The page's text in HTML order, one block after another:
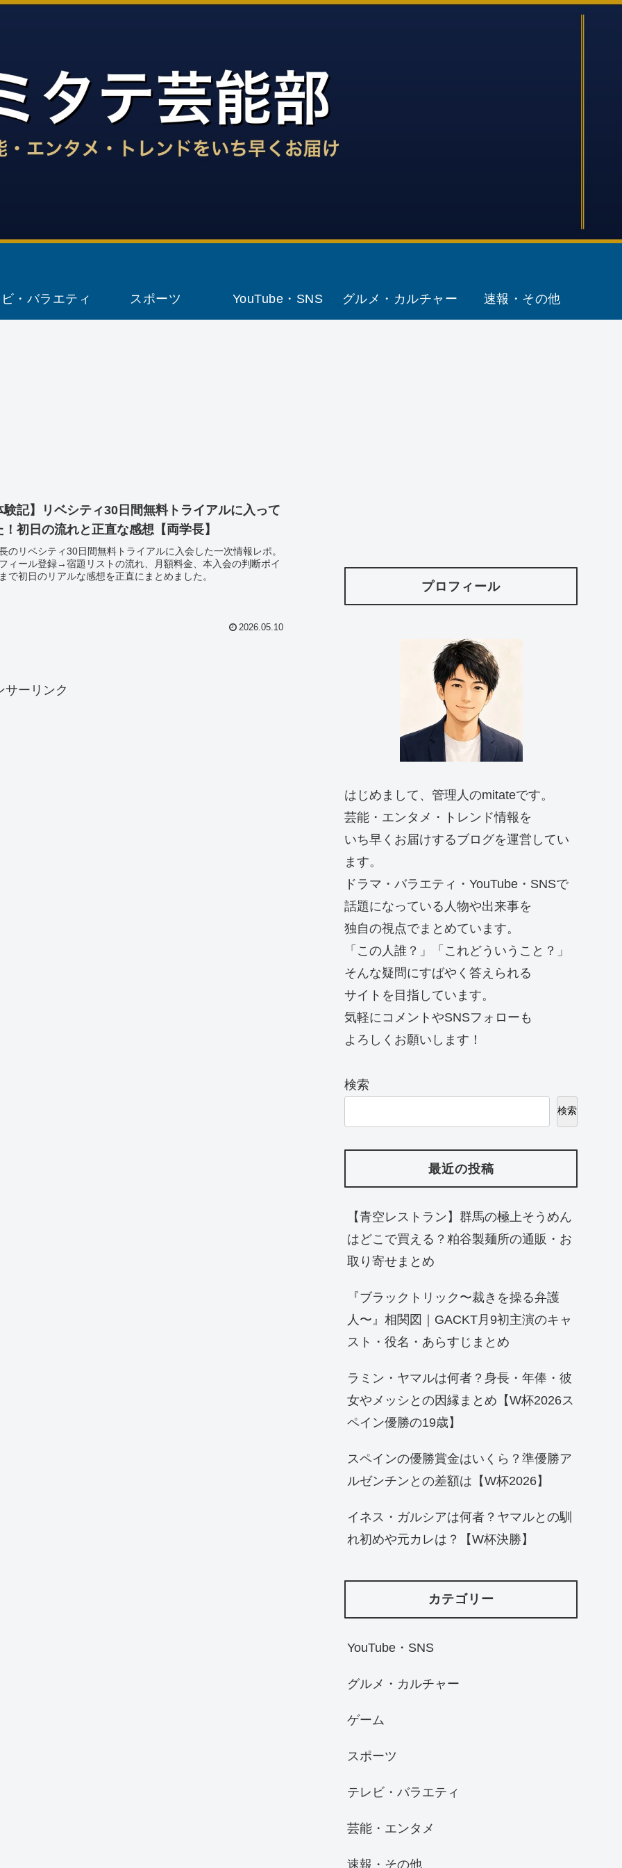
・バラエティ スポーツ YouTube・SNS グルメ・カルチャー 速報・その他
験記】リベシティ30日間無料トライアルに入って
！初日の流れと正直な感想【両学長】
のリベシティ30日間無料トライアルに入会した一次情報レポ。
ィール登録→宿題リストの流れ、月額料金、本入会の判断ポイ
で初日のリアルな感想を正直にまとめました。
2026.05.10
サーリンク
プロフィール
はじめまして、管理人のmitateです。
芸能・エンタメ・トレンド情報を
いち早くお届けするブログを運営してい
ます。
ドラマ・バラエティ・YouTube・SNSで
話題になっている人物や出来事を
独自の視点でまとめています。
「この人誰？」「これどういうこと？」
そんな疑問にすばやく答えられる
サイトを目指しています。
気軽にコメントやSNSフォローも
よろしくお願いします！
検索
検索
最近の投稿
【青空レストラン】群馬の極上そうめん
はどこで買える？粕谷製麺所の通販・お
取り寄せまとめ
『ブラックトリック〜裁きを操る弁護
人〜』相関図｜GACKT月9初主演のキャ
スト・役名・あらすじまとめ
ラミン・ヤマルは何者？身長・年俸・彼
女やメッシとの因縁まとめ【W杯2026ス
ペイン優勝の19歳】
スペインの優勝賞金はいくら？準優勝ア
ルゼンチンとの差額は【W杯2026】
イネス・ガルシアは何者？ヤマルとの馴
れ初めや元カレは？【W杯決勝】
カテゴリー
YouTube・SNS
グルメ・カルチャー
ゲーム
スポーツ
テレビ・バラエティ
芸能・エンタメ
速報・その他